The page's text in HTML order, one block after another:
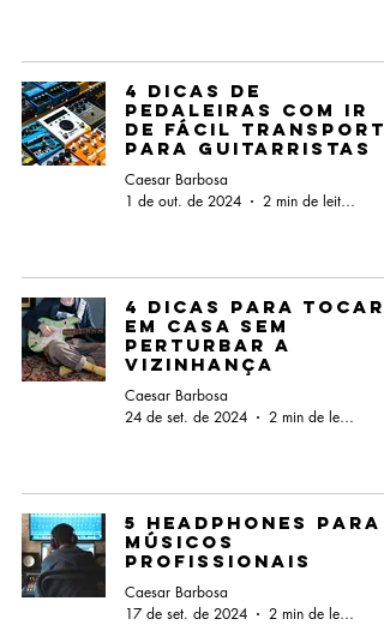
4 Dicas de
Pedaleiras com IR
de Fácil
para Guitarristas
Caesar Barbosa
1 de out. de 2024
2 min de leitura
4 Dicas para Tocar
em Casa sem
Perturbar a
Vizinhança
Caesar Barbosa
24 de set. de 2024
2 min de leitura
5 Headphones para
Músicos
Profissionais
Caesar Barbosa
17 de set. de 2024
2 min de leitura